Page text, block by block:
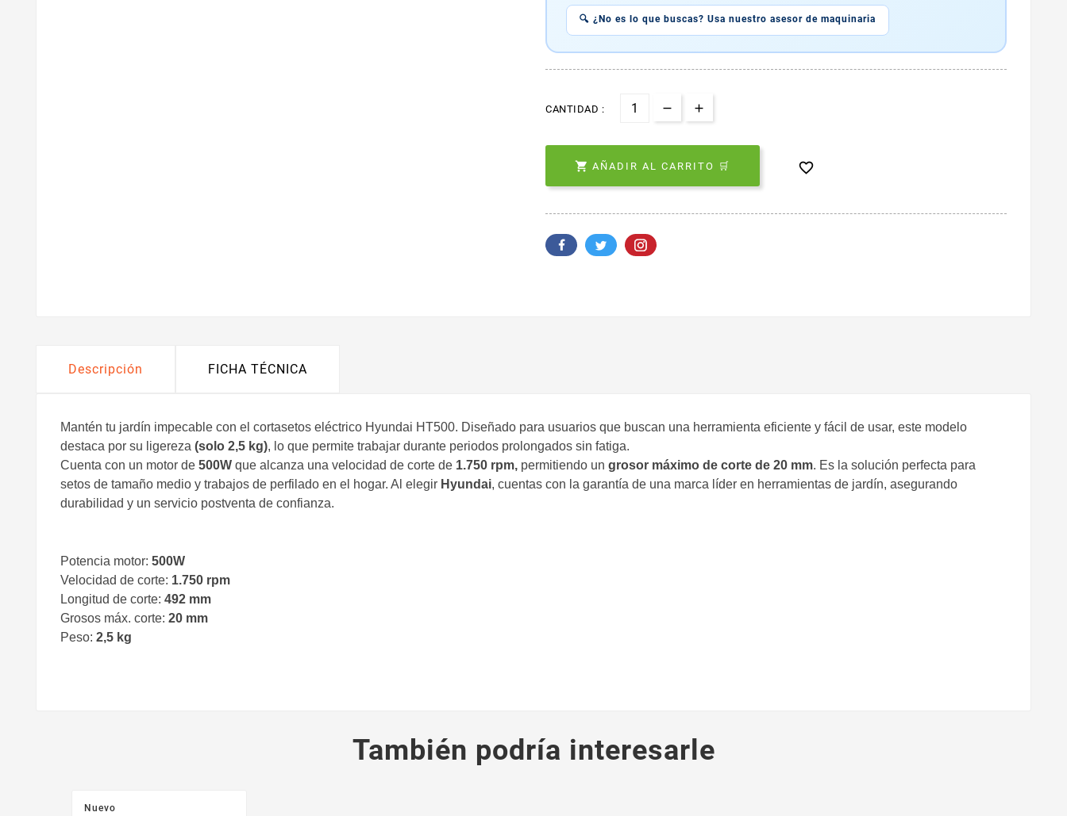
🔍 ¿No es lo que buscas? Usa nuestro asesor de maquinaria
CANTIDAD :
 AÑADIR AL CARRITO 🛒 
Descripción FICHA TÉCNICA
Mantén tu jardín impecable con el cortasetos eléctrico Hyundai HT500. Diseñado para usuarios que buscan una herramienta eficiente y fácil de usar, este modelo
destaca por su ligereza (solo 2,5 kg), lo que permite trabajar durante periodos prolongados sin fatiga.
​Cuenta con un motor de 500W que alcanza una velocidad de corte de 1.750 rpm, permitiendo un grosor máximo de corte de 20 mm. Es la solución perfecta para
setos de tamaño medio y trabajos de perfilado en el hogar. Al elegir Hyundai, cuentas con la garantía de una marca líder en herramientas de jardín, asegurando
durabilidad y un servicio postventa de confianza.
Potencia motor: 500W
Velocidad de corte: 1.750 rpm
Longitud de corte: 492 mm
Grosos máx. corte: 20 mm
Peso: 2,5 kg
También podría interesarle
Nuevo